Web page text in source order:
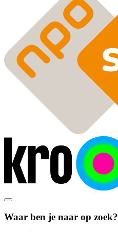
Waar ben je naar op zoek?